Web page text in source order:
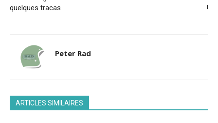
quelques tracas
!
Peter Rad
ARTICLES SIMILAIRES